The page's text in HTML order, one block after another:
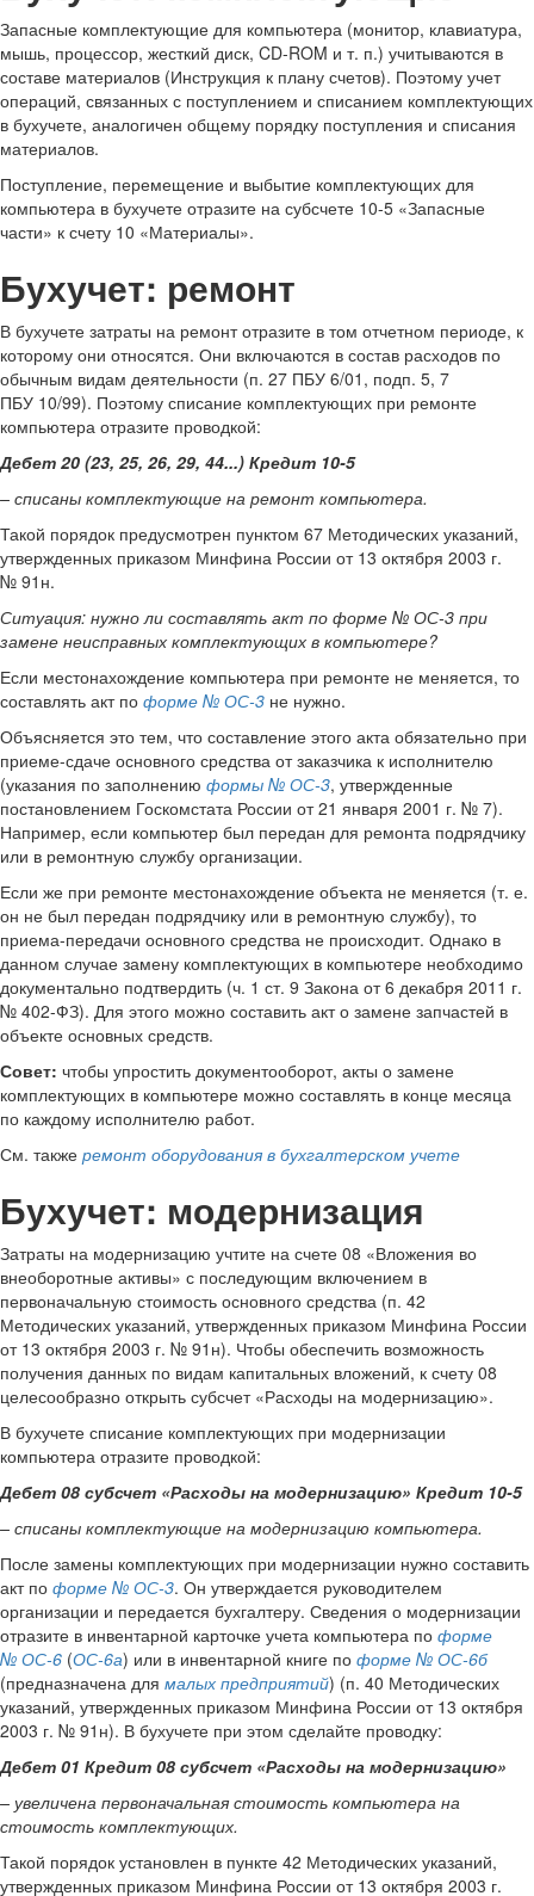
Запасные комплектующие для компьютера (монитор, клавиатура,
мышь, процессор, жесткий диск, CD-ROM и т. п.) учитываются в
составе материалов (Инструкция к плану счетов). Поэтому учет
операций, связанных с поступлением и списанием комплектующих
в бухучете, аналогичен общему порядку поступления и списания
материалов.
Поступление, перемещение и выбытие комплектующих для
компьютера в бухучете отразите на субсчете 10-5 «Запасные
части» к счету 10 «Материалы».
Бухучет: ремонт
В бухучете затраты на ремонт отразите в том отчетном периоде, к
которому они относятся. Они включаются в состав расходов по
обычным видам деятельности (п. 27 ПБУ 6/01, подп. 5, 7
ПБУ 10/99). Поэтому списание комплектующих при ремонте
компьютера отразите проводкой:
Дебет 20 (23, 25, 26, 29, 44...) Кредит 10-5
– списаны комплектующие на ремонт компьютера.
Такой порядок предусмотрен пунктом 67 Методических указаний,
утвержденных приказом Минфина России от 13 октября 2003 г.
№ 91н.
Ситуация: нужно ли составлять акт по форме № ОС-3 при
замене неисправных комплектующих в компьютере?
Если местонахождение компьютера при ремонте не меняется, то
составлять акт по форме № ОС-3 не нужно.
Объясняется это тем, что составление этого акта обязательно при
приеме-сдаче основного средства от заказчика к исполнителю
(указания по заполнению формы № ОС-3, утвержденные
постановлением Госкомстата России от 21 января 2001 г. № 7).
Например, если компьютер был передан для ремонта подрядчику
или в ремонтную службу организации.
Если же при ремонте местонахождение объекта не меняется (т. е.
он не был передан подрядчику или в ремонтную службу), то
приема-передачи основного средства не происходит. Однако в
данном случае замену комплектующих в компьютере необходимо
документально подтвердить (ч. 1 ст. 9 Закона от 6 декабря 2011 г.
№ 402-ФЗ). Для этого можно составить акт о замене запчастей в
объекте основных средств.
Совет: чтобы упростить документооборот, акты о замене
комплектующих в компьютере можно составлять в конце месяца
по каждому исполнителю работ.
См. также ремонт оборудования в бухгалтерском учете
Бухучет: модернизация
Затраты на модернизацию учтите на счете 08 «Вложения во
внеоборотные активы» с последующим включением в
первоначальную стоимость основного средства (п. 42
Методических указаний, утвержденных приказом Минфина России
от 13 октября 2003 г. № 91н). Чтобы обеспечить возможность
получения данных по видам капитальных вложений, к счету 08
целесообразно открыть субсчет «Расходы на модернизацию».
В бухучете списание комплектующих при модернизации
компьютера отразите проводкой:
Дебет 08 субсчет «Расходы на модернизацию» Кредит 10-5
– списаны комплектующие на модернизацию компьютера.
После замены комплектующих при модернизации нужно составить
акт по форме № ОС-3. Он утверждается руководителем
организации и передается бухгалтеру. Сведения о модернизации
отразите в инвентарной карточке учета компьютера по форме
№ ОС-6 (ОС-6а) или в инвентарной книге по форме № ОС-6б
(предназначена для малых предприятий) (п. 40 Методических
указаний, утвержденных приказом Минфина России от 13 октября
2003 г. № 91н). В бухучете при этом сделайте проводку:
Дебет 01 Кредит 08 субсчет «Расходы на модернизацию»
– увеличена первоначальная стоимость компьютера на
стоимость комплектующих.
Такой порядок установлен в пункте 42 Методических указаний,
утвержденных приказом Минфина России от 13 октября 2003 г.